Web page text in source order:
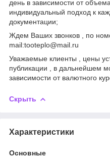
день в зависимости от
индивидуальный подход к
документации;
Ждем Ваших звонков , по
mail:tooteplo@mail.ru
Уважаемые клиенты , цены
публикации , в дальнейшем
зависимости от валютного
Скрыть
Характеристики
Основные